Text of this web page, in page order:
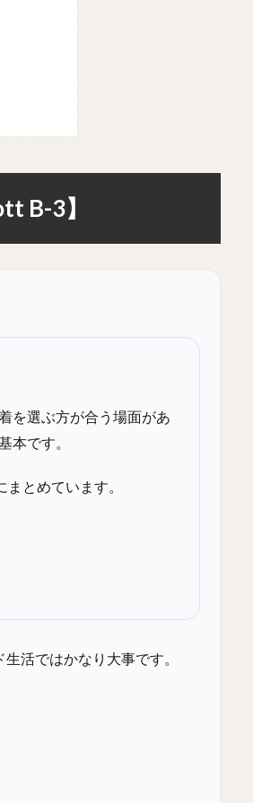
B-3】
を選ぶ方が合う場面があ
本です。
とめています。
活ではかなり大事です。